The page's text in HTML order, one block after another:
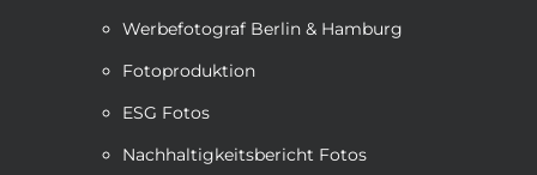
Werbefotograf Berlin & Hamburg
Fotoproduktion
ESG Fotos
Nachhaltigkeitsbericht Fotos